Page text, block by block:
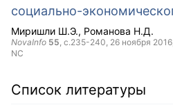
социально-
Миришли Ш.Э. Романова Н.Д.
NovaInfo 55, с.235-240, 26 ноября 2016
NC
Список литературы